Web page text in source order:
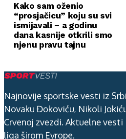
Kako sam oženio
“prosjačicu” koju su svi
ismijavali – a godinu
dana kasnije otkrili smo
njenu pravu tajnu
Najnovije sportske vesti iz
Novaku Đokoviću, Nikoli
Crvenoj zvezdi. Aktuelne
liga širom Evrope.